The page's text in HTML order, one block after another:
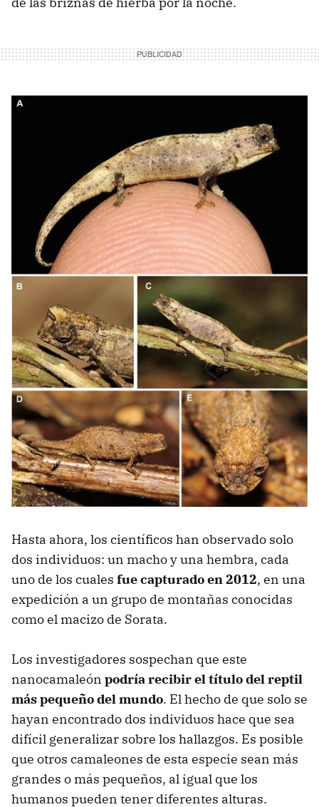
Hasta ahora, los científicos han observado solo
dos individuos: un macho y una hembra, cada
uno de los cuales fue capturado en 2012, en una
expedición a un grupo de montañas conocidas
como el macizo de Sorata.
Los investigadores sospechan que este
nanocamaleón podría recibir el título del reptil
más pequeño del mundo. El hecho de que solo se
hayan encontrado dos individuos hace que sea
difícil generalizar sobre los hallazgos. Es posible
que otros camaleones de esta especie sean más
grandes o más pequeños, al igual que los
humanos pueden tener diferentes alturas.